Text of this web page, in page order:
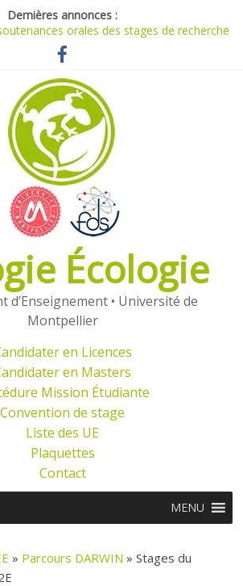
Dernières annonces :
orales des stages de recherche
parcours Darwin
le cadre de l’UE ORPAM
(2026)
(2026)
Écologie
d’Enseignement • Université de
Montpellier
en Licences
en Masters
Mission Étudiante
Convention de stage
Liste des UE
Plaquettes
Contact
MENU
» Parcours DARWIN »Stages du